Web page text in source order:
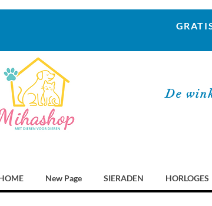
De
New Page SIERADEN HORLOGES